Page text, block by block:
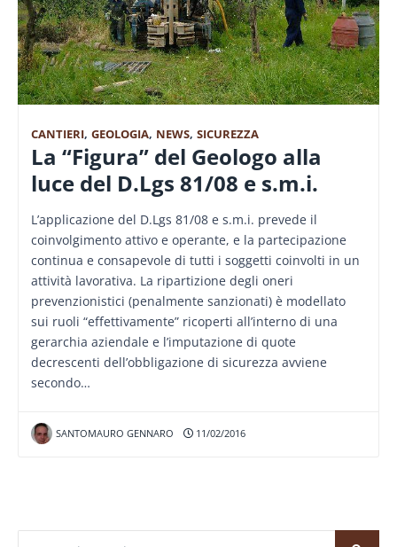
CANTIERI, GEOLOGIA, NEWS, SICUREZZA
La “Figura” del Geologo alla
luce del D.Lgs 81/08 e s.m.i.
L’applicazione del D.Lgs 81/08 e s.m.i. prevede il
coinvolgimento attivo e operante, e la partecipazione
continua e consapevole di tutti i soggetti coinvolti in un
attività lavorativa. La ripartizione degli oneri
prevenzionistici (penalmente sanzionati) è modellato
sui ruoli “effettivamente” ricoperti all’interno di una
gerarchia aziendale e l’imputazione di quote
decrescenti dell’obbligazione di sicurezza avviene
secondo…
SANTOMAURO GENNARO 11/02/2016